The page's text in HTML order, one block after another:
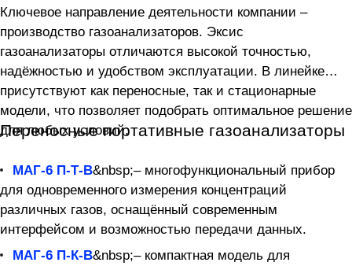
Ключевое направление деятельности компании –
производство газоанализаторов. Эксис
газоанализаторы отличаются высокой точностью,
надёжностью и удобством эксплуатации. В линейке
присутствуют как переносные, так и стационарные
модели, что позволяет подобрать оптимальное решение
для любых условий.
Переносные портативные газоанализаторы
МАГ-6 П-Т-В&nbsp;– многофункциональный прибор
для одновременного измерения концентраций
различных газов, оснащённый современным
интерфейсом и возможностью передачи данных.
МАГ-6 П-К-В&nbsp;– компактная модель для